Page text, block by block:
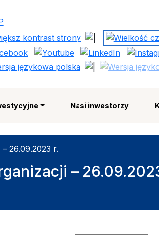
| Polska
Nasi inwestorzy
26.09.2023 r.
–